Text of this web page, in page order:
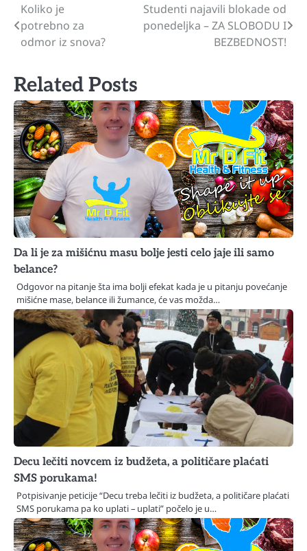
Navigacija
članaka
Koliko je
potrebno za
odmor iz snova?
Studenti najavili blokade od
ponedeljka – ZA SLOBODU I
BEZBEDNOST!
Related Posts
Da li je za mišićnu masu bolje jesti celo jaje ili samo
belance?
Odgovor na pitanje šta ima bolji efekat kada je u pitanju povećanje
mišićne mase, belance ili žumance, će vas možda…
Decu lečiti novcem iz budžeta, a političare plaćati
SMS porukama!
Potpisivanje peticije “Decu treba lečiti iz budžeta, a političare plaćati
SMS porukama pa ko uplati – uplati” počelo je u…